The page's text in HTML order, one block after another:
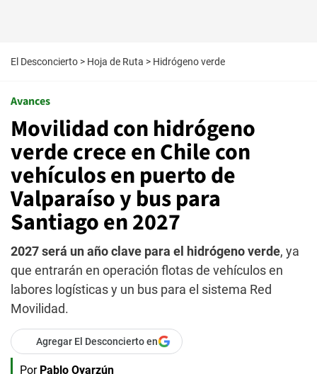
El Desconcierto > Hoja de Ruta > Hidrógeno verde
Avances
Movilidad con hidrógeno
verde crece en Chile con
vehículos en puerto de
Valparaíso y bus para
Santiago en 2027
2027 será un año clave para el hidrógeno verde, ya
que entrarán en operación flotas de vehículos en
labores logísticas y un bus para el sistema Red
Movilidad.
Agregar El Desconcierto en
Por Pablo Oyarzún